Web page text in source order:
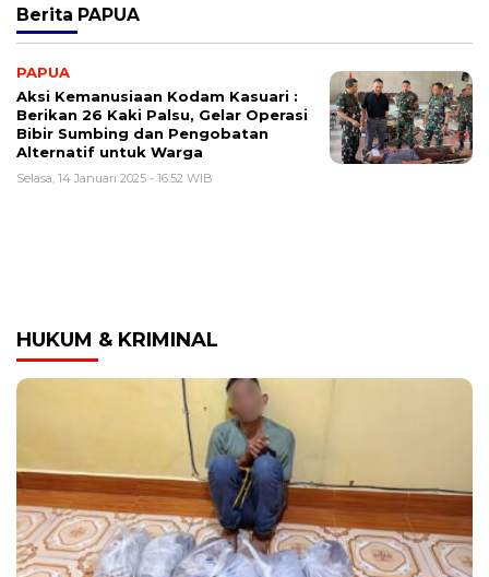
Berita PAPUA
PAPUA
Aksi Kemanusiaan Kodam Kasuari :
Berikan 26 Kaki Palsu, Gelar Operasi
Bibir Sumbing dan Pengobatan
Alternatif untuk Warga
Selasa, 14 Januari 2025 - 16:52 WIB
HUKUM & KRIMINAL